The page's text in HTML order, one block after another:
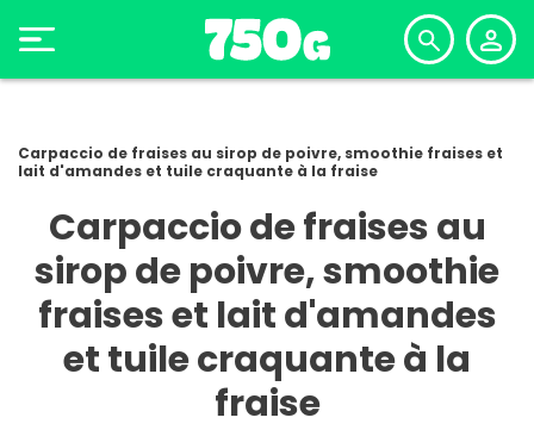
Carpaccio de fraises au sirop de poivre, smoothie fraises et
lait d'amandes et tuile craquante à la fraise
Carpaccio de fraises au
sirop de poivre, smoothie
fraises et lait d'amandes
et tuile craquante à la
fraise